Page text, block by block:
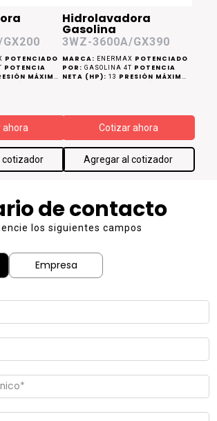
POTENCIADO
POTENCIA
MÁXIMA
ahora
cotizador
Hidrolavadora
Gasolina
3WZ-3600A/GX390
MARCA: ENERMAX POTENCIADO
POR: GASOLINA 4T POTENCIA
NETA (HP): 13 PRESIÓN MÁXIMA
Cotizar ahora
Agregar al cotizador
de contacto
los siguientes campos
Empresa